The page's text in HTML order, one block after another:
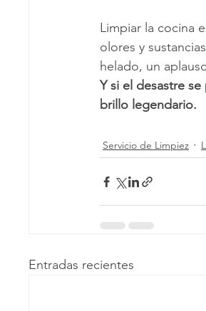
Limpiar la cocina
olores y
helado, un
Y si el desastre
brillo legendario.
Servicio de Limpiez
Entradas recientes